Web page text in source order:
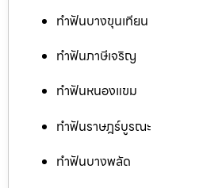
ทำฟันบางขุนเทียน
ทำฟันภาษีเจริญ
ทำฟันหนองแขม
ทำฟันราษฎร์บูรณะ
ทำฟันบางพลัด